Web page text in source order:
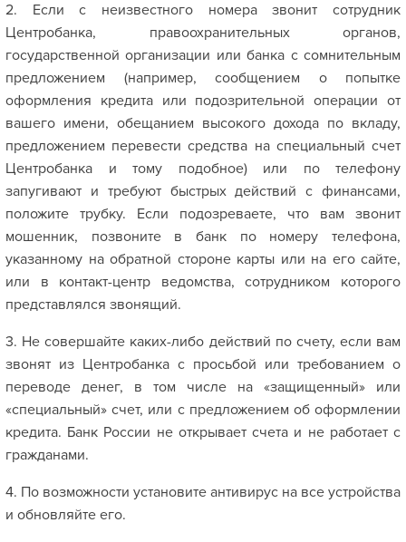
2. Если с неизвестного номера звонит сотрудник
Центробанка, правоохранительных органов,
государственной организации или банка с сомнительным
предложением (например, сообщением о попытке
оформления кредита или подозрительной операции от
вашего имени, обещанием высокого дохода по вкладу,
предложением перевести средства на специальный счет
Центробанка и тому подобное) или по телефону
запугивают и требуют быстрых действий с финансами,
положите трубку. Если подозреваете, что вам звонит
мошенник, позвоните в банк по номеру телефона,
указанному на обратной стороне карты или на его сайте,
или в контакт-центр ведомства, сотрудником которого
представлялся звонящий.
3. Не совершайте каких-либо действий по счету, если вам
звонят из Центробанка с просьбой или требованием о
переводе денег, в том числе на «защищенный» или
«специальный» счет, или с предложением об оформлении
кредита. Банк России не открывает счета и не работает с
гражданами.
4. По возможности установите антивирус на все устройства
и обновляйте его.